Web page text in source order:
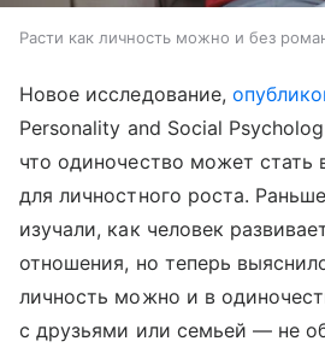
Расти как личность можно и без
Новое исследование,
Personality and Social
что одиночество может
для личностного роста.
изучали, как человек
отношения, но теперь
личность можно и в
с друзьями или семьей — не